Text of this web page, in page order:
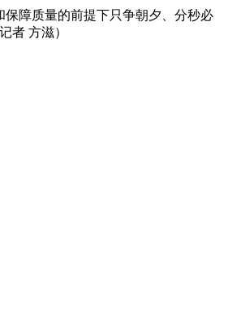
障质量的前提下只争朝夕、分秒必
者 方滋）